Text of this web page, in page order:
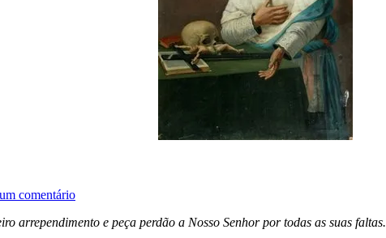
comentário
arrependimento e peça perdão a Nosso Senhor por todas as suas faltas.